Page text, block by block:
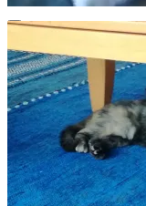
00:00
00:39